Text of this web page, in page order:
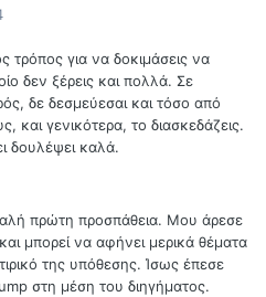
τρόπος για να δοκιμάσεις να
δεν ξέρεις και πολλά. Σε
δε δεσμεύεσαι και τόσο από
και γενικότερα, το διασκεδάζεις.
δουλέψει καλά.
πρώτη προσπάθεια. Μου άρεσε
μπορεί να αφήνει μερικά θέματα
της υπόθεσης. Ίσως έπεσε
στη μέση του διηγήματος.